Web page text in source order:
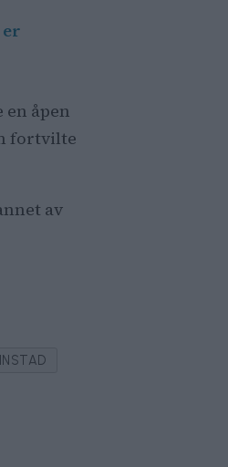
en åpen
fortvilte
av